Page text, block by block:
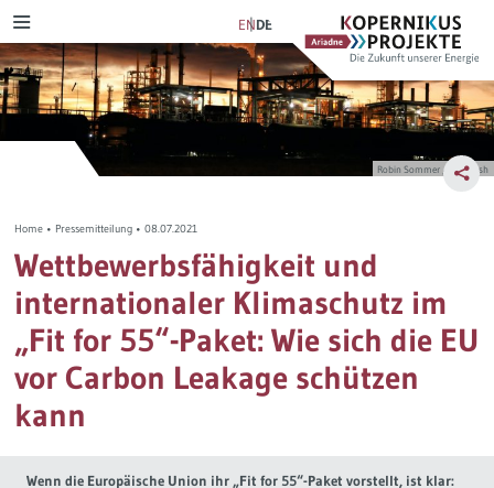
content
ENDE
MENU Ariadne
Kopernikus-
Projekt
Robin Sommer / Unsplash
Home • Pressemitteilung • 08.07.2021
Wettbewerbsfähigkeit und
internationaler Klimaschutz im
„Fit for 55“-Paket: Wie sich die EU
vor Carbon Leakage schützen
kann
Wenn die Europäische Union ihr „Fit for 55“-Paket vorstellt, ist klar:
Szenarien & Pfade
Verkehrswende
Wärmewende
Verteilungsgerechtigkeit
Steuerreform
Industriewende
Wasserstoff
Transformation Tracker
NetZero
Verkehrswendemonitor
D-Ticket Impact Tracker
Politikmix-Explorer
Lern- und Explorationsmodule
Ariadne-Pathfinder
Ariadne-Anspruch
Bürgerdeliberation
Lernprozess
Journal-Publikationen